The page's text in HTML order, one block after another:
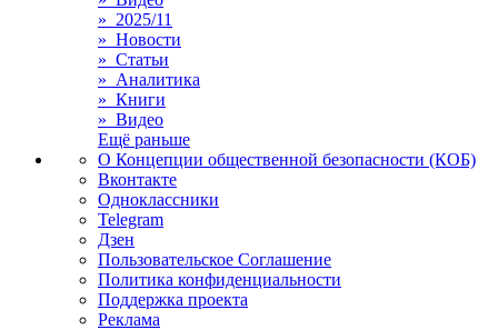
» 2025/11
» Новости
» Статьи
» Аналитика
» Книги
» Видео
Ещё раньше
О Концепции общественной безопасности (КОБ)
Вконтакте
Одноклассники
Telegram
Дзен
Пользовательское Соглашение
Политика конфиденциальности
Поддержка проекта
Реклама